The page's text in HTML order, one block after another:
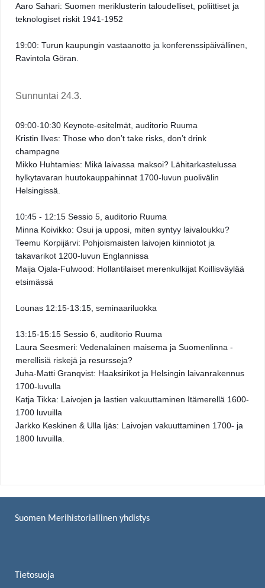
Aaro Sahari: Suomen meriklusterin taloudelliset, poliittiset ja
teknologiset riskit 1941-1952
19:00: Turun kaupungin vastaanotto ja konferenssipäivällinen,
Ravintola Göran.
Sunnuntai 24.3.
09:00-10:30 Keynote-esitelmät, auditorio Ruuma
Kristin Ilves: Those who don’t take risks, don’t drink
champagne
Mikko Huhtamies: Mikä laivassa maksoi? Lähitarkastelussa
hylkytavaran huutokauppahinnat 1700-luvun puolivälin
Helsingissä.
10:45 - 12:15 Sessio 5, auditorio Ruuma
Minna Koivikko: Osui ja upposi, miten syntyy laivaloukku?
Teemu Korpijärvi: Pohjoismaisten laivojen kiinniotot ja
takavarikot 1200-luvun Englannissa
Maija Ojala-Fulwood: Hollantilaiset merenkulkijat Koillisväylää
etsimässä
Lounas 12:15-13:15, seminaariluokka
13:15-15:15 Sessio 6, auditorio Ruuma
Laura Seesmeri: Vedenalainen maisema ja Suomenlinna -
merellisiä riskejä ja resursseja?
Juha-Matti Granqvist: Haaksirikot ja Helsingin laivanrakennus
1700-luvulla
Katja Tikka: Laivojen ja lastien vakuuttaminen Itämerellä 1600-
1700 luvuilla
Jarkko Keskinen & Ulla Ijäs: Laivojen vakuuttaminen 1700- ja
1800 luvuilla.
Suomen Merihistoriallinen yhdistys
Tietosuoja